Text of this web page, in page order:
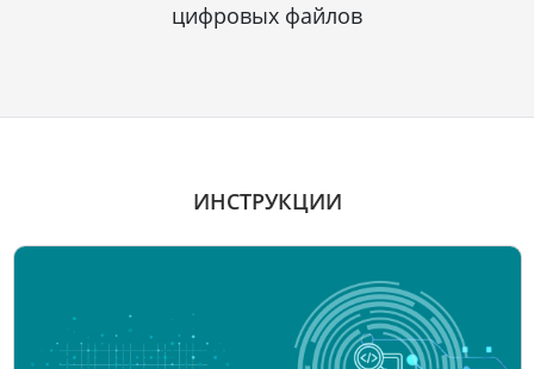
цифровых файлов
ИНСТРУКЦИИ